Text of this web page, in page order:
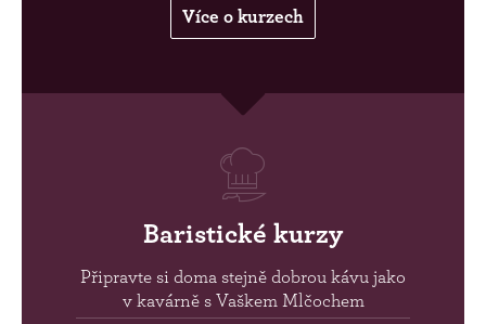
Více o kurzech
Baristické kurzy
Připravte si doma stejně dobrou kávu jako
v kavárně s Vaškem Mlčochem